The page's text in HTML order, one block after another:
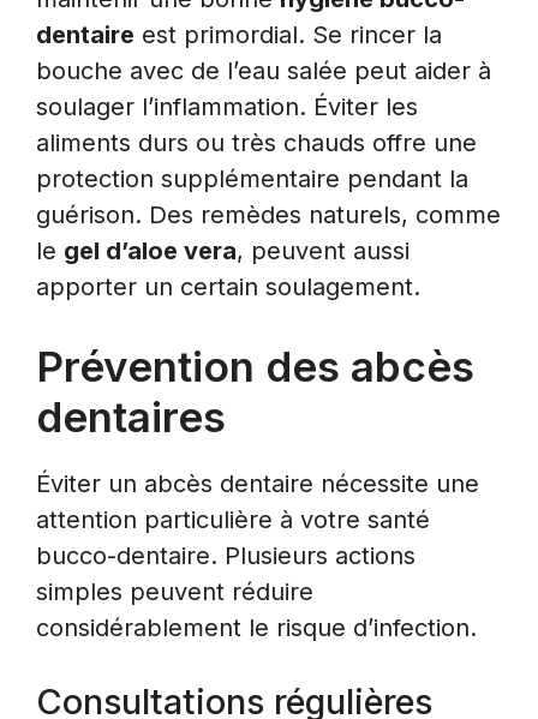
dentaire est primordial. Se rincer la
bouche avec de l’eau salée peut aider à
soulager l’inflammation. Éviter les
aliments durs ou très chauds offre une
protection supplémentaire pendant la
guérison. Des remèdes naturels, comme
le gel d’aloe vera, peuvent aussi
apporter un certain soulagement.
Prévention des abcès
dentaires
Éviter un abcès dentaire nécessite une
attention particulière à votre santé
bucco-dentaire. Plusieurs actions
simples peuvent réduire
considérablement le risque d’infection.
Consultations régulières